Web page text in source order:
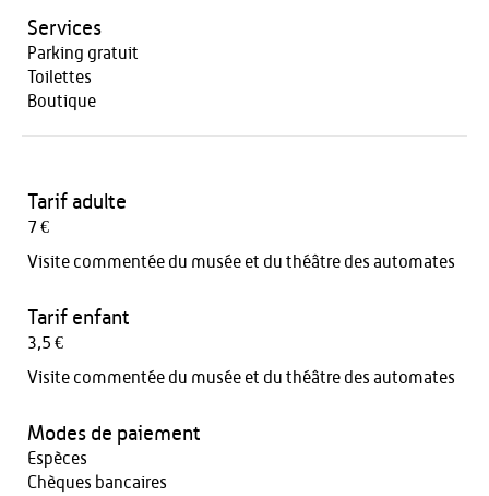
Services
Parking gratuit
Toilettes
Boutique
Tarif adulte
7 €
Visite commentée du musée et du théâtre des automates
Tarif enfant
3,5 €
Visite commentée du musée et du théâtre des automates
Modes de paiement
Espèces
Chèques bancaires